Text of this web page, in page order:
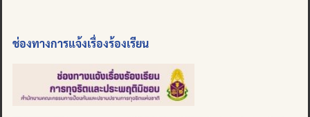
ช่องทางการแจ้งเรื่องร้องเรียน